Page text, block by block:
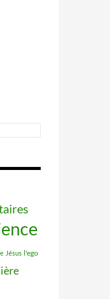
Jésus l'ego